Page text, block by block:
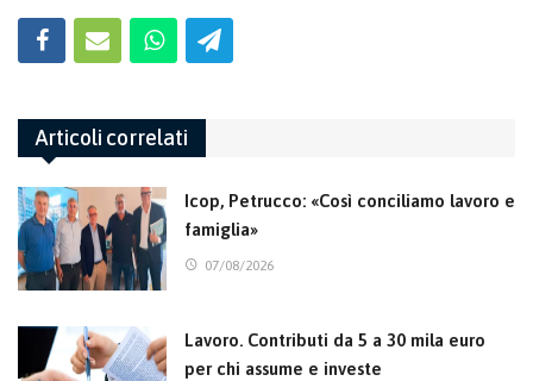
Articoli correlati
Icop, Petrucco: «Così conciliamo lavoro e
famiglia»
07/08/2026
Lavoro. Contributi da 5 a 30 mila euro
per chi assume e investe